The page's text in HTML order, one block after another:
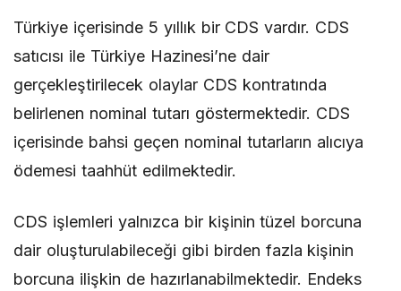
Türkiye içerisinde 5 yıllık bir CDS vardır. CDS
satıcısı ile Türkiye Hazinesi’ne dair
gerçekleştirilecek olaylar CDS kontratında
belirlenen nominal tutarı göstermektedir. CDS
içerisinde bahsi geçen nominal tutarların alıcıya
ödemesi taahhüt edilmektedir.
CDS işlemleri yalnızca bir kişinin tüzel borcuna
dair oluşturulabileceği gibi birden fazla kişinin
borcuna ilişkin de hazırlanabilmektedir. Endeks